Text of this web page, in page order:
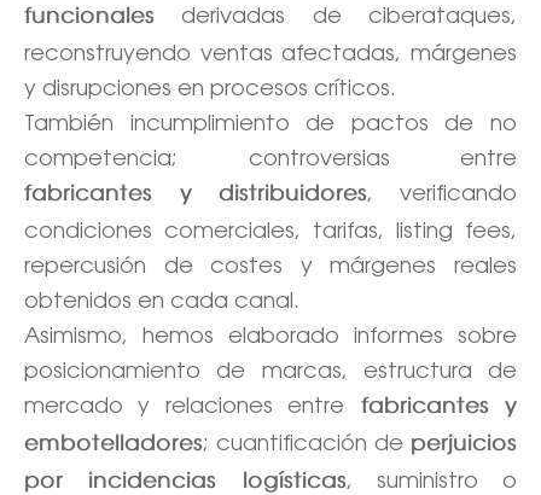
funcionales
derivadas de ciberataques,
reconstruyendo ventas afectadas, márgenes
y disrupciones en procesos críticos.
También incumplimiento de pactos de no
competencia; controversias entre
fabricantes y distribuidores, verificando
condiciones comerciales, tarifas, listing fees,
repercusión de costes y márgenes reales
obtenidos en cada canal.
Asimismo, hemos elaborado informes sobre
posicionamiento de marcas, estructura de
mercado y relaciones entre fabricantes y
embotelladores; cuantificación de perjuicios
por incidencias logísticas, suministro o